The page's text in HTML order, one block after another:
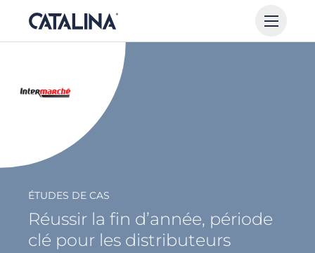
ÉTUDES DE CAS
Réussir la fin d’année, période
clé pour les distributeurs